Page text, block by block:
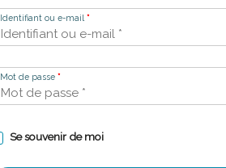
Identifiant ou e-mail *
Mot de passe *
Se souvenir de moi